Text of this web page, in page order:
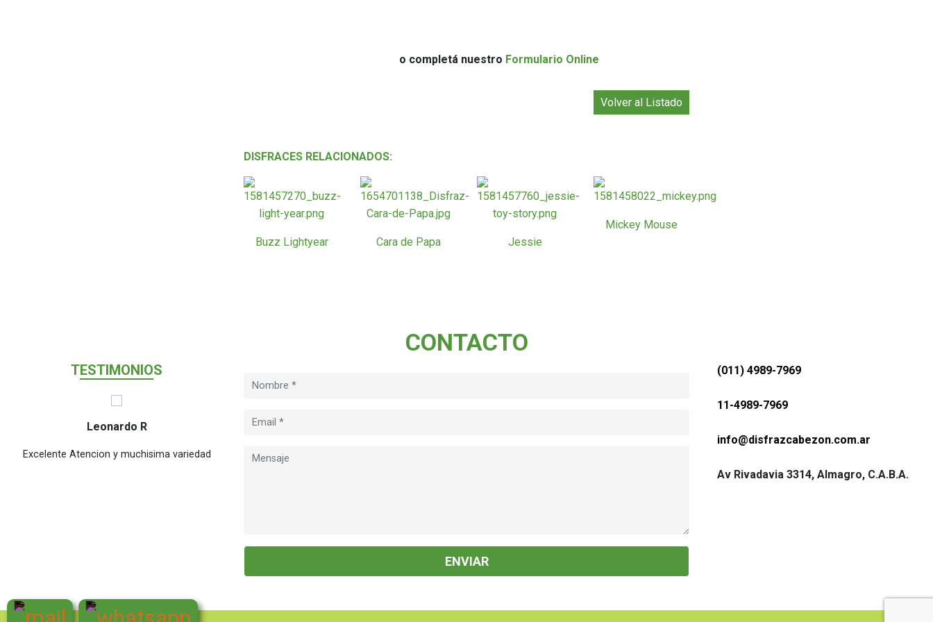
o completá nuestro Formulario Online
Volver al Listado
DISFRACES RELACIONADOS:
Buzz Lightyear Cara de Papa Jessie
Mickey Mouse
CONTACTO
TESTIMONIOS
Leonardo R
Excelente Atencion y muchisima variedad
Excelente en tiempo y forma, el disfraz tal
cual el
ENVIAR
(011) 4989-7969
11-4989-7969
info@disfrazcabezon.com.ar
Av Rivadavia 3314, Almagro, C.A.B.A.